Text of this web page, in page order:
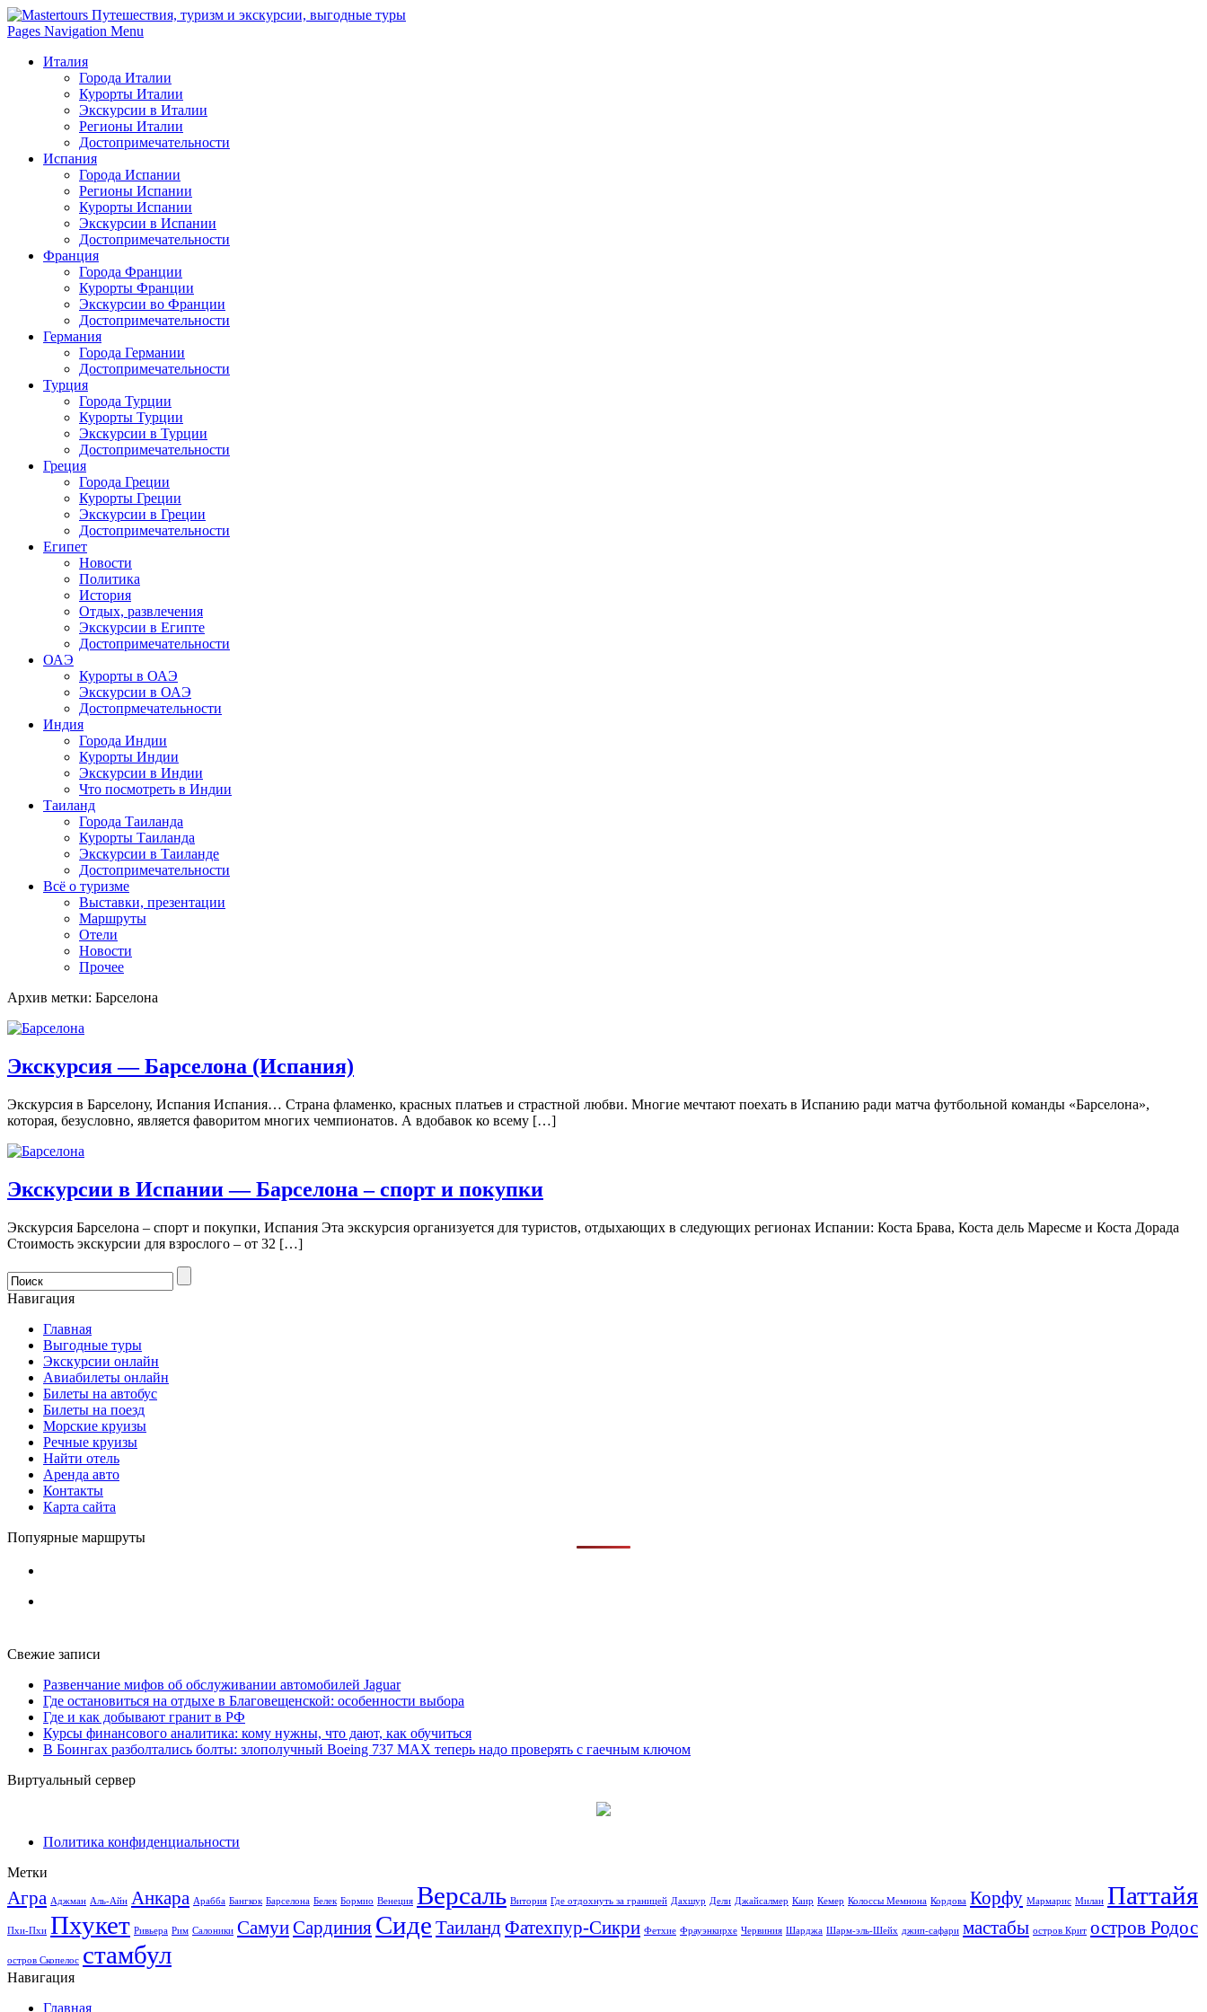
Pages Navigation Menu
Италия
Города Италии
Курорты Италии
Экскурсии в Италии
Регионы Италии
Достопримечательности
Испания
Города Испании
Регионы Испании
Курорты Испании
Экскурсии в Испании
Достопримечательности
Франция
Города Франции
Курорты Франции
Экскурсии во Франции
Достопримечательности
Германия
Города Германии
Достопримечательности
Турция
Города Турции
Курорты Турции
Экскурсии в Турции
Достопримечательности
Греция
Города Греции
Курорты Греции
Экскурсии в Греции
Достопримечательности
Египет
Новости
Политика
История
Отдых, развлечения
Экскурсии в Египте
Достопримечательности
ОАЭ
Курорты в ОАЭ
Экскурсии в ОАЭ
Достопрмечательности
Индия
Города Индии
Курорты Индии
Экскурсии в Индии
Что посмотреть в Индии
Таиланд
Города Таиланда
Курорты Таиланда
Экскурсии в Таиланде
Достопримечательности
Всё о туризме
Выставки, презентации
Маршруты
Отели
Новости
Прочее
Архив метки: Барселона
Экскурсия — Барселона (Испания)
Экскурсия в Барселону, Испания Испания… Страна фламенко, красных платьев и страстной любви. Многие мечтают поехать в Испанию ради матча футбольной команды «Барселона»,
которая, безусловно, является фаворитом многих чемпионатов. А вдобавок ко всему […]
Экскурсии в Испании — Барселона – спорт и покупки
Экскурсия Барселона – спорт и покупки, Испания Эта экскурсия организуется для туристов, отдыхающих в следующих регионах Испании: Коста Брава, Коста дель Маресме и Коста Дорада
Стоимость экскурсии для взрослого – от 32 […]
Навигация
Главная
Выгодные туры
Экскурсии онлайн
Авиабилеты онлайн
Билеты на автобус
Билеты на поезд
Морские круизы
Речные круизы
Найти отель
Аренда авто
Контакты
Карта сайта
Попуярные маршруты
Свежие записи
Развенчание мифов об обслуживании автомобилей Jaguar
Где остановиться на отдыхе в Благовещенской: особенности выбора
Где и как добывают гранит в РФ
Курсы финансового аналитика: кому нужны, что дают, как обучиться
В Боингах разболтались болты: злополучный Boeing 737 MAX теперь надо проверять с гаечным ключом
Виртуальный сервер
Политика конфиденциальности
Метки
Агра Аджман Аль-Айн Анкара Арабба Бангкок Барселона Белек Бормио Венеция Версаль Витория Где отдохнуть за границей Дахшур Дели Джайсалмер Каир Кемер Колоссы Мемнона Кордова Корфу Мармарис Милан Паттайя
Пхи-Пхи Пхукет Ривьера Рим Салоники СамуиСардиния Сиде Таиланд Фатехпур-Сикри Фетхие Фрауэнкирхе Червиния Шарджа Шарм-эль-Шейх джип-сафари мастабы остров Крит остров Родос
остров Скопелос стамбул
Навигация
Главная